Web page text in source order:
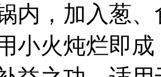
内，加入葱
小火炖烂即